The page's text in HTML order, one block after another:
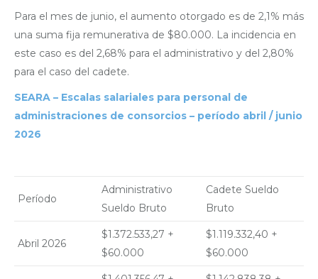
Para el mes de junio, el aumento otorgado es de 2,1% más
una suma fija remunerativa de $80.000. La incidencia en
este caso es del 2,68% para el administrativo y del 2,80%
para el caso del cadete.
SEARA – Escalas salariales para personal de
administraciones de consorcios – período abril / junio
2026
Período
Administrativo
Sueldo Bruto
Cadete Sueldo
Bruto
Abril 2026
$1.372.533,27 +
$60.000
$1.119.332,40 +
$60.000